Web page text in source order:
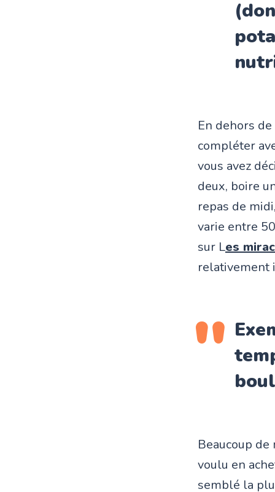
En dehors de
compléter
vous avez
deux, boire
repas de
varie entre
sur Les
relativement
Beaucoup
voulu en
semblé la